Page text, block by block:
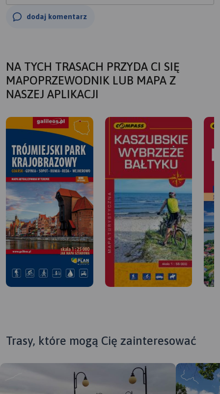
dodaj komentarz
NA TYCH TRASACH PRZYDA CI SIĘ
MAPOPRZEWODNIK LUB MAPA Z
NASZEJ APLIKACJI
Trasy, które mogą Cię zainteresować